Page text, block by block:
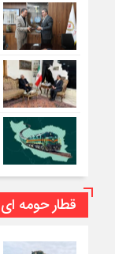
قطار حومه ای